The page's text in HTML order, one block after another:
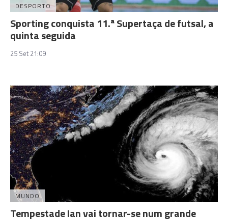
DESPORTO
Sporting conquista 11.ª Supertaça de futsal, a
quinta seguida
25 Set 21:09
MUNDO
Tempestade Ian vai tornar-se num grande